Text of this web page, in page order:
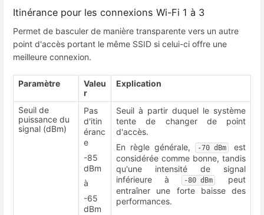
Itinérance pour les connexions Wi-Fi 1 à 3
Permet de basculer de manière transparente vers un autre
point d'accès portant le même SSID si celui-ci offre une
meilleure connexion.
Paramètre
Valeu
r
Explication
Seuil de
puissance du
signal (dBm)
Pas
d'itin
éranc
e
-85
dBm
à
-65
dBm
Seuil à partir duquel le système
tente de changer de point
d'accès.
En règle générale,
-70 dBm
est
considérée comme bonne, tandis
qu'une intensité de signal
inférieure à
-80 dBm
peut
entraîner une forte baisse des
performances.